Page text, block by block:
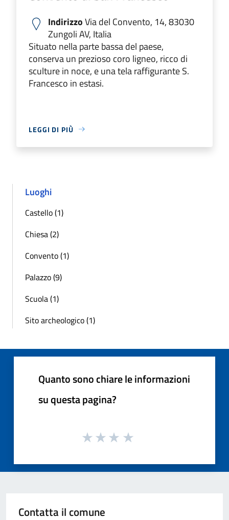
IndirizzoVia del Convento, 14, 83030
Zungoli AV, Italia
Situato nella parte bassa del paese,
conserva un prezioso coro ligneo, ricco di
sculture in noce, e una tela raffigurante S.
Francesco in estasi.
LEGGI DI PIÙ
Luoghi
Castello (1)
Chiesa (2)
Convento (1)
Palazzo (9)
Scuola (1)
Sito archeologico (1)
Quanto sono chiare le informazioni
su questa pagina?
Contatta il comune